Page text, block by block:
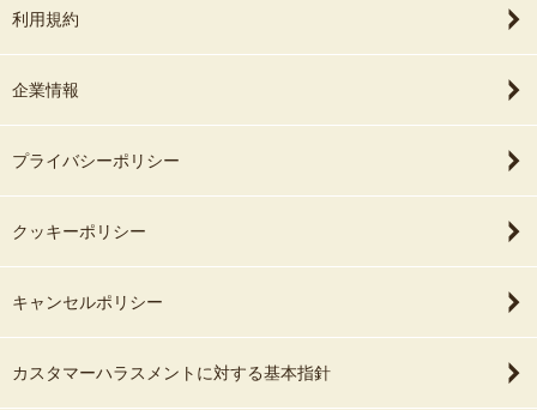
利用規約
企業情報
プライバシーポリシー
クッキーポリシー
キャンセルポリシー
カスタマーハラスメントに対する基本指針